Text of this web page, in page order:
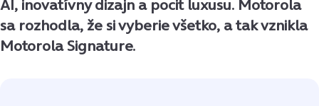
AI, inovatívny dizajn a pocit luxusu. Motorola
sa rozhodla, že si vyberie všetko, a tak vznikla
Motorola Signature.